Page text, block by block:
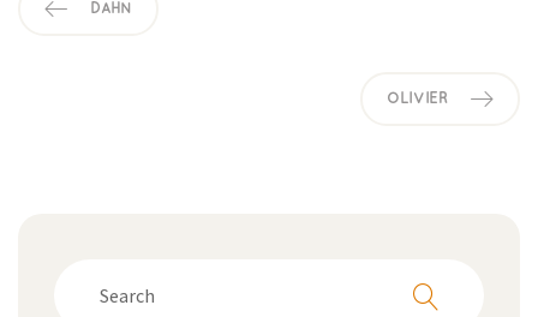
DAHN
OLIVIER